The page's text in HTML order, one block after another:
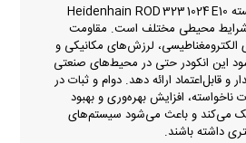
یکی از ویژگی‌های برجسته Heidenhain ROD 323 1024 E10
شرایط محیطی مختلف است. مقاومت
الکترومغناطیسی، لرزش‌های مکانیکی و
این انکودر حتی در محیط‌های صنعتی
و قابل‌اعتماد ارائه دهد. دوام و ثبات در
افزایش بهره‌وری و بهبود
می‌کند و باعث می‌شود سیستم‌های
داشته باشند.